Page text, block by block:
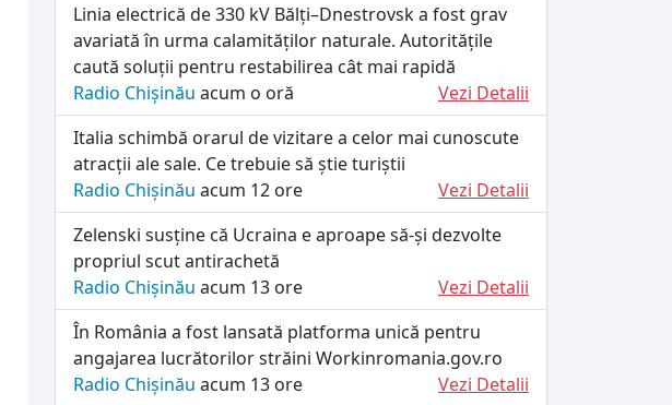
Linia electrică de 330 kV Bălți–Dnestrovsk a fost grav
avariată în urma calamităților naturale. Autoritățile
caută soluții pentru restabilirea cât mai rapidă
Radio Chișinău acum o oră
Vezi Detalii
Italia schimbă orarul de vizitare a celor mai cunoscute
atracții ale sale. Ce trebuie să știe turiștii
Radio Chișinău acum 12 ore
Vezi Detalii
Zelenski susține că Ucraina e aproape să-și dezvolte
propriul scut antirachetă
Radio Chișinău acum 13 ore
Vezi Detalii
În România a fost lansată platforma unică pentru
angajarea lucrătorilor străini Workinromania.gov.ro
Radio Chișinău acum 13 ore
Vezi Detalii